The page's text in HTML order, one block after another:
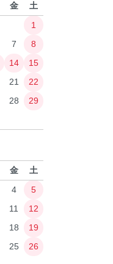
金
土
1
7
8
14
15
21
22
28
29
金
土
4
5
11
12
18
19
25
26